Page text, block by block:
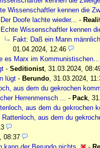
Wissenschaftler kennen die
Der Doofe lachte wieder...
-
Echte Wissenschaftler kennen
Fakt: Daß ein Mann
01.04.2024, 12:46
es Marx im Kommunistischen...
- Seditionist, 31.03.2024,
lügt - Berundo 31.03.2024,
aus dem du gekrochen
Herrenmensch ...
- Pack
aus dem du gekrochen
Rattenloch, aus dem du
08:37